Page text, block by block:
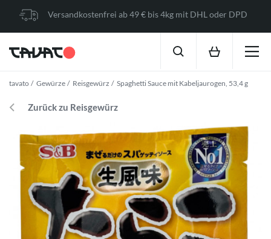
Versandkostenfrei ab 49 € bis 4kg mit DHL oder DPD
tavato Gewürze Reisgewürz Spaghetti Sauce mit Kabeljaurogen, 53,4 g
Zurück zu Reisgewürz